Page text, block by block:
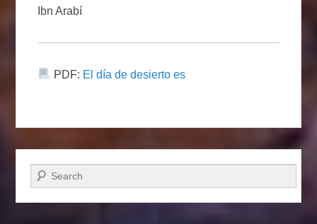
Ibn Arabí
PDF: El día de desierto es
Buscar